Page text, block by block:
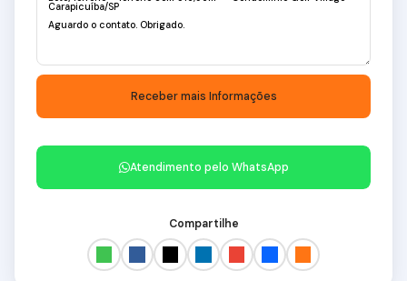
Atendimento pelo WhatsApp
Compartilhe